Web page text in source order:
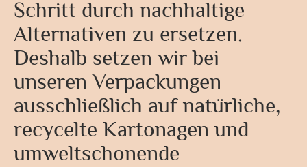
Schritt durch nachhaltige
Alternativen zu ersetzen.
Deshalb setzen wir bei
unseren Verpackungen
ausschließlich auf natürliche,
recycelte Kartonagen und
umweltschonende